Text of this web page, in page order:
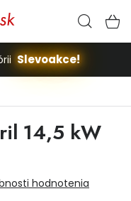
Slevoakce!
14,5 kW
hodnotenia